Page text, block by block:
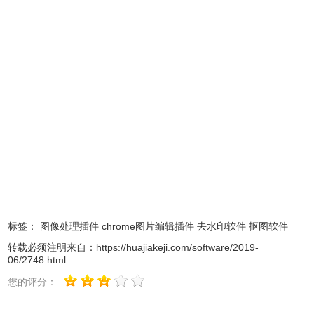
破解，直接打开就是注册版。当你需要快速切出一个人或物
体将其粘贴到另一张照片，或从相片中移除背景的日子
软件进行完美的图像片段：几下鼠标笔画产生可以用细刷子
标签： 图像处理插件 chrome图片编辑插件 去水印软件 抠图软件
转载必须注明来自： https://huajiakeji.com/software/2019-
06/2748.html
您的评分：